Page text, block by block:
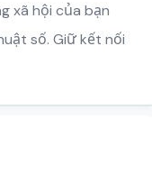
xã hội của bạn
số. Giữ kết nối